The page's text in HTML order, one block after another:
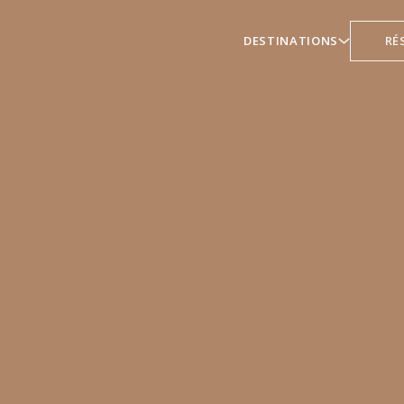
DESTINATIONS